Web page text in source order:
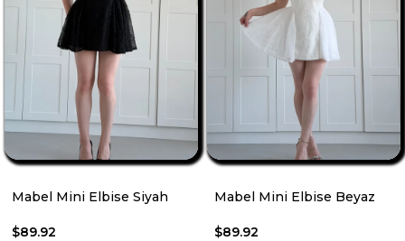
Mabel Mini Elbise Siyah
$89.92
Mabel Mini Elbise Beyaz
$89.92